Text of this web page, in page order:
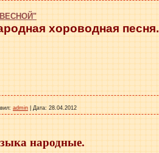
хороводная песня.
admin Дата: 28.04.2012
народные.